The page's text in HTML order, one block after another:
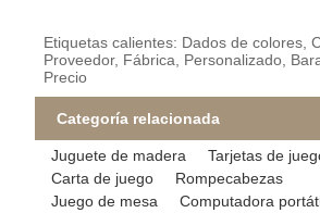
Etiquetas calientes: Dados de colores,
Proveedor, Fábrica, Personalizado,
Precio
Categoría relacionada
Juguete de madera
Tarjetas de
Carta de juego
Rompecabezas
Juego de mesa
Computadora